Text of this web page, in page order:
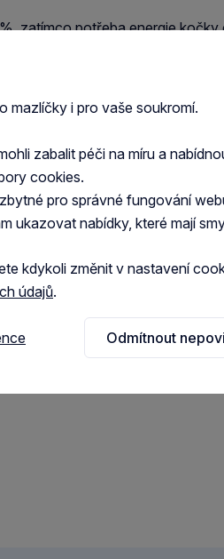
zatímco potřeba energie kočky
k častějšímu výskytu
moči. Díky přiměřenému obsahu
ke zdraví močových cest.
petržele, špenátu, mrkve a
obranyschopnost.
samy produkovat. Taurin
mohou napomáhat dobrému
je navíc redukován objem trusu
živočišné produkty (min.
1,3%), produkty přírodního
mazlíčky i pro vaše soukromí.
zabalit péči na míru a
cookies.
pro správné fungování
ukazovat nabídky, které mají
kdykoli změnit v nastavení
údajů.
Odmítnout